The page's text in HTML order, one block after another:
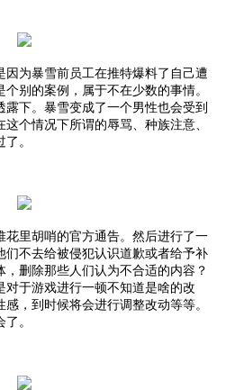
因为暴雪前员工在推特爆料了自己遭
别的案例，属于不在少数的事情。
下。暴雪变成了一个男性也会受到
个情况下所谓的辱骂、种族注意、
。
花里胡哨的官方通告。然后进行了一
们不去给被侵犯认识道歉或者给予补
删除那些人们认为不合适的内容？
于游戏进行一顿不知道是啥的改
，到时候将会进行调整改动等等。
。